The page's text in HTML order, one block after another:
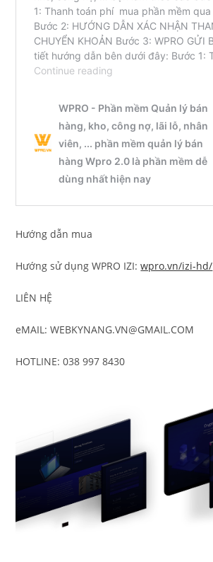
Hướng dẫn mua
Hướng sử dụng WPRO IZI:wpro.vn/izi-hd/
LIÊN HỆ
eMAIL: WEBKYNANG.VN@GMAIL.COM
HOTLINE: 038 997 8430